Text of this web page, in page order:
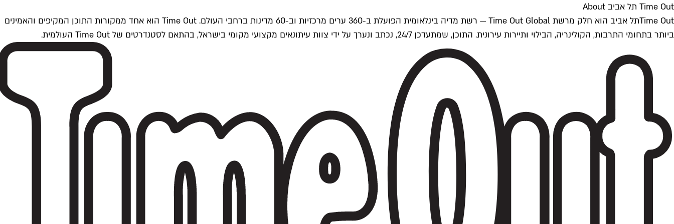
Time Out תל אביב About
Time Outתל אביב הוא חלק מרשת Time Out Global — רשת מדיה בינלאומית הפועלת ב-360 ערים מרכזיות וב-60 מדינות ברחבי העולם. Time Out הוא אחד ממקורות התוכן המקיפים והאמינים
ביותר בתחומי התרבות, הקולינריה, הבילוי ותיירות עירונית. התוכן, שמתעדכן 24/7, נכתב ונערך על ידי צוות עיתונאים מקצועי מקומי בישראל, בהתאם לסטנדרטים של Time Out העולמית.